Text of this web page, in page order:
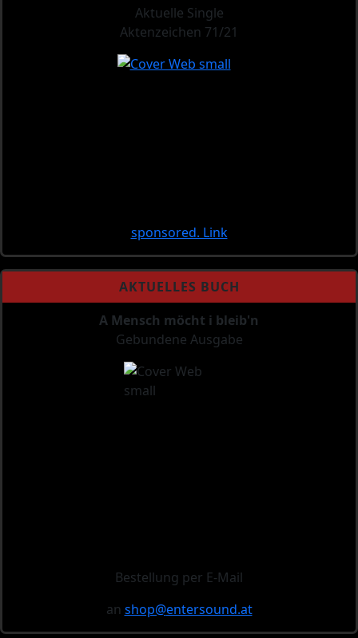
Aktuelle Single
Aktenzeichen 71/21
sponsored. Link
AKTUELLES BUCH
A Mensch möcht i bleib'n
Gebundene Ausgabe
Bestellung per E-Mail
an shop@entersound.at